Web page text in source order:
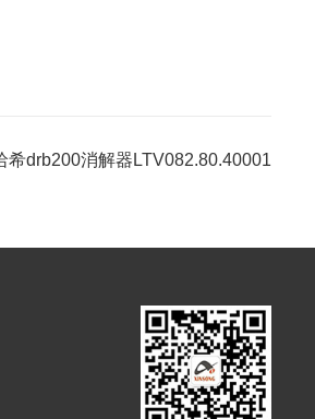
希drb200消解器LTV082.80.40001